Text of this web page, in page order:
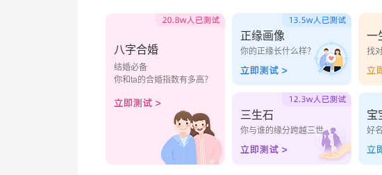
八字合婚
结婚必备
你和ta的合婚指数有多高？
正缘画像
你的正缘长什么样？
一
找
三生石
你与谁的缘分跨越三世
宝
好